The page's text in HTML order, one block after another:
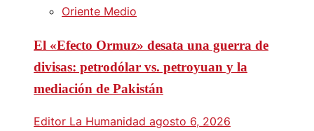
Oriente Medio
El «Efecto Ormuz» desata una guerra de
divisas: petrodólar vs. petroyuan y la
mediación de Pakistán
Editor La Humanidad agosto 6, 2026